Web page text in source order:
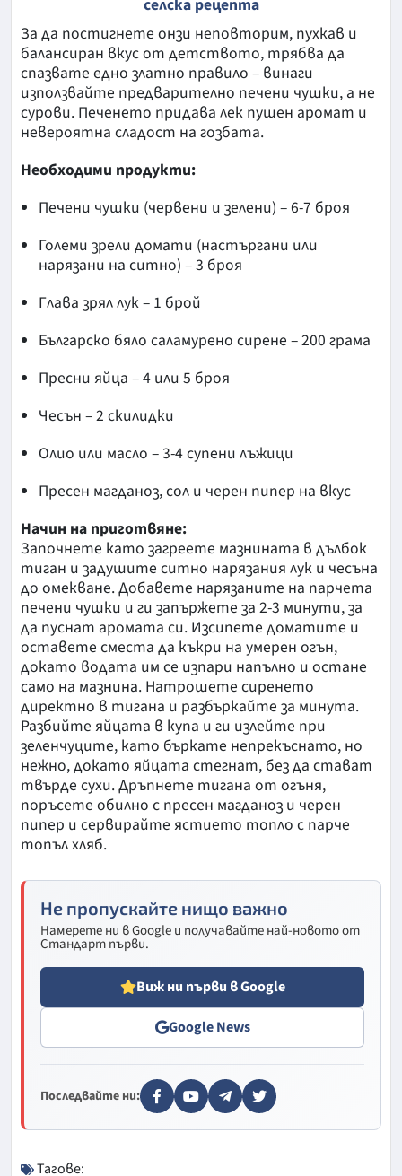
селска рецепта
За да постигнете онзи неповторим, пухкав и
балансиран вкус от детството, трябва да
спазвате едно златно правило – винаги
използвайте предварително печени чушки, а не
сурови. Печенето придава лек пушен аромат и
невероятна сладост на гозбата.
Необходими продукти:
Печени чушки (червени и зелени) – 6-7 броя
Големи зрели домати (настъргани или
нарязани на ситно) – 3 броя
Глава зрял лук – 1 брой
Българско бяло саламурено сирене – 200 грама
Пресни яйца – 4 или 5 броя
Чесън – 2 скилидки
Олио или масло – 3-4 супени лъжици
Пресен магданоз, сол и черен пипер на вкус
Начин на приготвяне:
Започнете като загреете мазнината в дълбок
тиган и задушите ситно нарязания лук и чесъна
до омекване. Добавете нарязаните на парчета
печени чушки и ги запържете за 2-3 минути, за
да пуснат аромата си. Изсипете доматите и
оставете сместа да къкри на умерен огън,
докато водата им се изпари напълно и остане
само на мазнина. Натрошете сиренето
директно в тигана и разбъркайте за минута.
Разбийте яйцата в купа и ги излейте при
зеленчуците, като бъркате непрекъснато, но
нежно, докато яйцата стегнат, без да стават
твърде сухи. Дръпнете тигана от огъня,
поръсете обилно с пресен магданоз и черен
пипер и сервирайте ястието топло с парче
топъл хляб.
Не пропускайте нищо важно
Намерете ни в Google и получавайте най-новото от
Стандарт първи.
Виж ни първи в Google
Google News
Последвайте ни:
Тагове: